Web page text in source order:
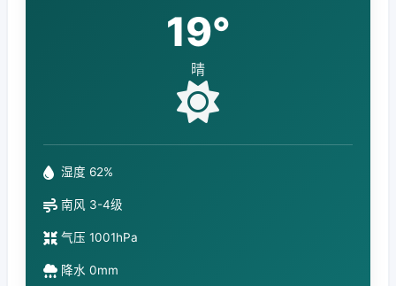
19°
晴
湿度 62%
南风 3-4级
气压 1001hPa
降水 0mm